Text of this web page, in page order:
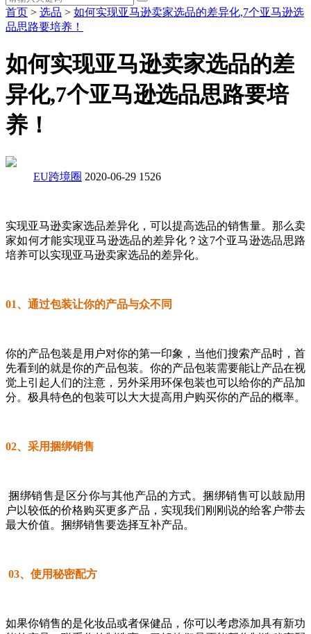
首页 > 选品 > 如何实现亚马逊卖家选品的差异化,7个亚马逊选
品思路要培养！
如何实现亚马逊卖家选品的差
异化,7个亚马逊选品思路要培
养！
EU跨境圈 2020-06-29 1526
实现亚马逊卖家选品差异化，可以提高选品的销售量。那么卖
家如何才能实现亚马逊选品的差异化？这7个亚马逊选品思路
培养可以实现亚马逊卖家选品的差异化。
01、通过包装让你的产品与众不同
你的产品包装是用户对你的第一印象，当他们搜索产品时，首
先看到的就是你的产品包装。你的产品包装需要能让产品在视
觉上引起人们的注意，另外采用环保包装也可以给你的产品加
分。极具特色的包装可以大大提高用户购买你的产品的概率。
02、采用捆绑销售
捆绑销售是区分你与其他产品的方式。捆绑销售可以鼓励用
户以较低的价格购买更多产品，实现我们刚刚说的给客户带去
最大价值。捆绑销售要选择互补产品。
03、使用秘密配方
如果你销售的是化妆品或者保健品，你可以考虑添加具有新功